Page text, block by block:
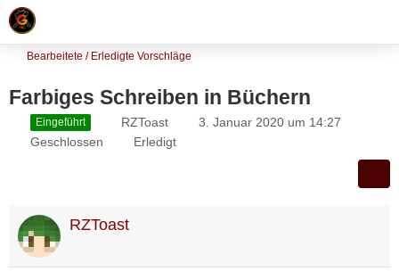
Bearbeitete / Erledigte Vorschläge
Farbiges Schreiben in Büchern
Eingeführt RZToast
3. Januar 2020 um 14:27
Geschlossen
Erledigt
RZToast